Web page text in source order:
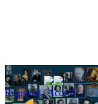
Seguici su
Registrati / Accedi